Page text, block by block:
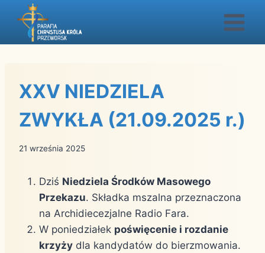
Przejdź
XXV NIEDZIELA
ZWYKŁA (21.09.2025 r.)
21 września 2025
Dziś Niedziela Środków Masowego
Przekazu. Składka mszalna przeznaczona
na Archidiecezjalne Radio Fara.
W poniedziałek poświęcenie i rozdanie
krzyży dla kandydatów do bierzmowania.